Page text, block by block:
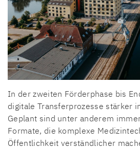
In der zweiten Förderphase bis
digitale Transferprozesse stärker
Geplant sind unter anderem
Formate, die komplexe
Öffentlichkeit verständlicher